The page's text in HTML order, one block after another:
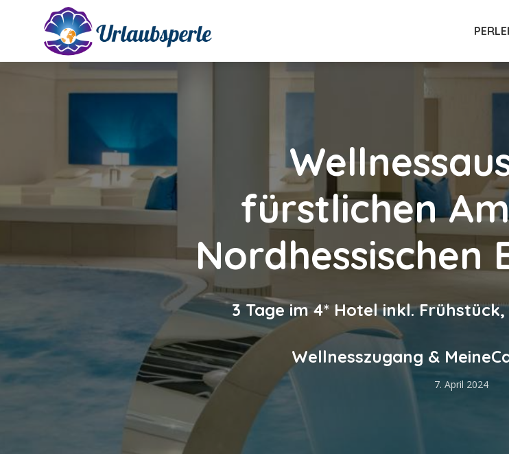
fürstlichen
Nordhessischen
3 Tage im 4* Hotel inkl.
Wellnesszugang &
7. April 2024